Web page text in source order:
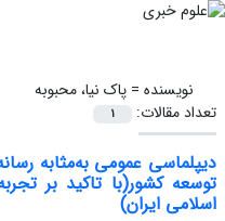
نویسنده =پاک نیا، محبوبه
تعداد مقالات:
1
دیپلماسی عمومی به‌مثابه
توسعه کشور(با تاکید بر
اسلامی ایران)